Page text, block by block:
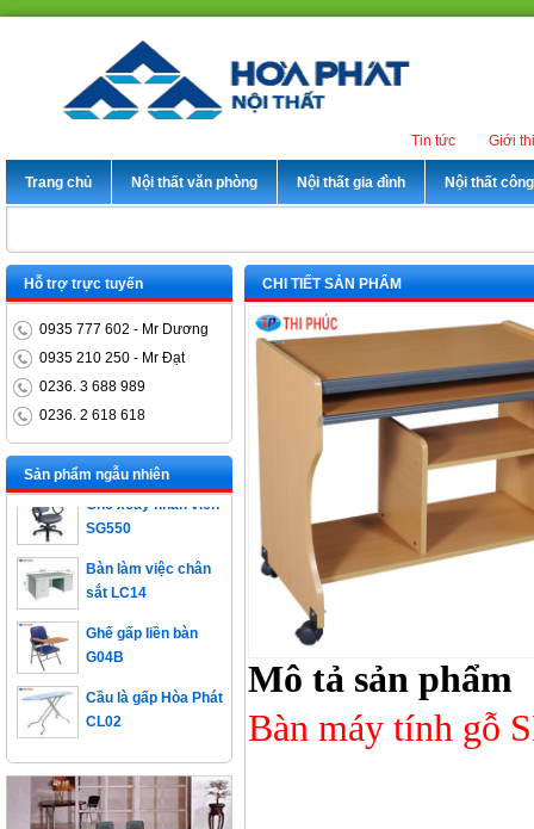
Giới
Tin tức
Trang chủ Nội thất văn phòng Nội thất gia đình Nội thất
CHI TIẾT SẢN PHẨM
Mô tả sản phẩm
Bàn máy tính gỗ
Hỗ trợ trực tuyến
0935 777 602 - Mr Dương
0935 210 250 - Mr Đạt
0236. 3 688 989
0236. 2 618 618
Sản phẩm ngẫu nhiên
Bàn trưởng phòng
ET1400D
Ghế xoay nhân viên
SG550
sắt LC14
G04B
CL02